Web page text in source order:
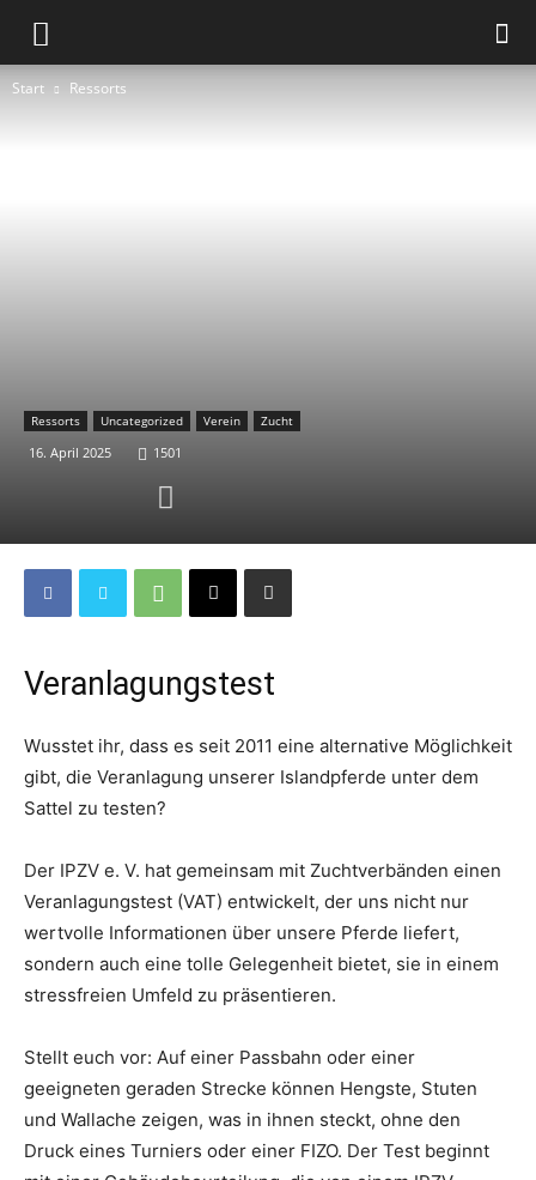
Start Ressorts
Ressorts Uncategorized Verein Zucht
16. April 2025 1501
Veranlagungstest
Wusstet ihr, dass es seit 2011 eine alternative Möglichkeit
gibt, die Veranlagung unserer Islandpferde unter dem
Sattel zu testen?
Der IPZV e. V. hat gemeinsam mit Zuchtverbänden einen
Veranlagungstest (VAT) entwickelt, der uns nicht nur
wertvolle Informationen über unsere Pferde liefert,
sondern auch eine tolle Gelegenheit bietet, sie in einem
stressfreien Umfeld zu präsentieren.
Stellt euch vor: Auf einer Passbahn oder einer
geeigneten geraden Strecke können Hengste, Stuten
und Wallache zeigen, was in ihnen steckt, ohne den
Druck eines Turniers oder einer FIZO. Der Test beginnt